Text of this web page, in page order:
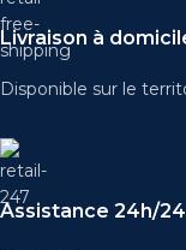
Livraison à
Disponible sur le
Assistance 24h/24